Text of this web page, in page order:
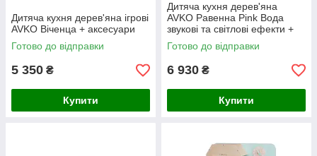
Дитяча кухня дерев'яна ігрові
AVKO Віченца + аксесуари
Готово до відправки
5 350 ₴
Купити
Дитяча кухня дерев'яна
AVKО Равенна Pink Вода
звукові та світлові ефекти +
аксесуари
Готово до відправки
6 930 ₴
Купити